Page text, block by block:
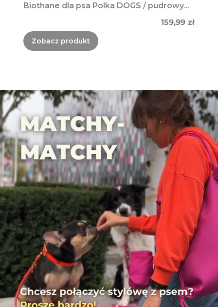
Biothane dla psa Polka DOGS / pudrowy
Cena
159,99 zł
Zobacz produkt